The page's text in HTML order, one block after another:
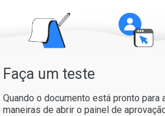
Faça um teste
Quando o documento está pronto para
maneiras de abrir o painel de